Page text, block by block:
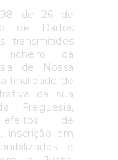
de 26 de
de Dados
transmitidos
ﬁcheiro da
de Nossa
finalidade de
da sua
Freguesia,
efeitos de
inscrição em
e